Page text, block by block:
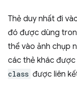
Thẻ duy nhất đi
đó được dùng
thể vào ảnh chụp
các thẻ khác
class được liên